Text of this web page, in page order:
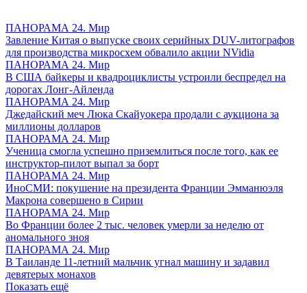
ПАНОРАМА 24. Мир
Завление Китая о выпуске своих серийных DUV-литографов
для производства микросхем обвалило акции NVidia
ПАНОРАМА 24. Мир
В США байкеры и квадроциклисты устроили беспредел на
дорогах Лонг-Айленда
ПАНОРАМА 24. Мир
Джедайский меч Люка Скайуокера продали с аукциона за
миллионы долларов
ПАНОРАМА 24. Мир
Ученица смогла успешно приземлиться после того, как ее
инструктор-пилот выпал за борт
ПАНОРАМА 24. Мир
ИноСМИ: покушение на президента Франции Эмманюэля
Макрона совершено в Сирии
ПАНОРАМА 24. Мир
Во Франции более 2 тыс. человек умерли за неделю от
аномального зноя
ПАНОРАМА 24. Мир
В Таиланде 11-летний мальчик угнал машину и задавил
девятерых монахов
Показать ещё